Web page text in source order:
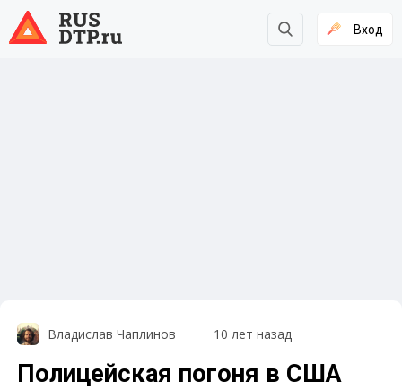
Вход
Владислав Чаплинов 10 лет назад
Полицейская погоня в США